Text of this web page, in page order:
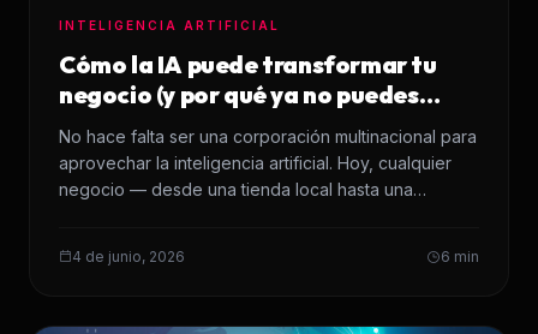
INTELIGENCIA ARTIFICIAL
Cómo la IA puede transformar tu
negocio (y por qué ya no puedes
ignorarla)
No hace falta ser una corporación multinacional para
aprovechar la inteligencia artificial. Hoy, cualquier
negocio — desde una tienda local hasta una…
4 de junio, 2026 6 min